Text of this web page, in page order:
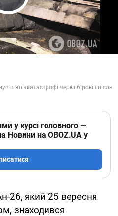
Video
у курсі головного —
Новини на OBOZ.UA у
26, який 25 вересня
знаходився